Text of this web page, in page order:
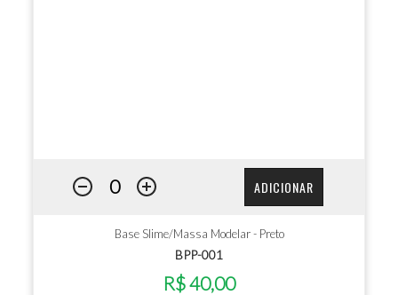
ADICIONAR
Base Slime/Massa Modelar - Preto
BPP-001
R$ 40,00